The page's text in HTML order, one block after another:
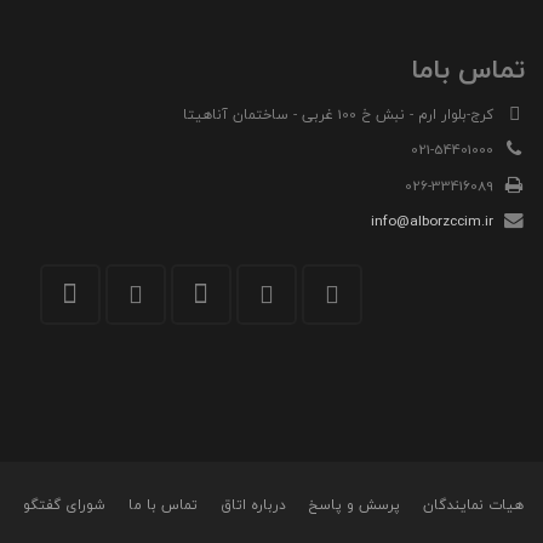
تماس باما
کرج-بلوار ارم - نبش خ 100 غربی - ساختمان آناهیتا
021-54401000
026-33416089
info@alborzccim.ir
هیات نمایندگان پرسش و پاسخ درباره اتاق تماس با ما شورای گفتگو